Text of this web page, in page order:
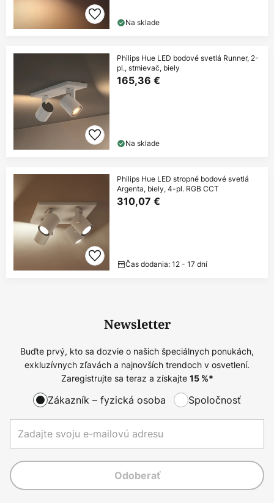
Na sklade
Philips Hue LED bodové svetlá Runner, 2-
pl., stmievač, biely
165,36 €
Na sklade
Philips Hue LED stropné bodové svetlá
Argenta, biely, 4-pl. RGB CCT
310,07 €
Čas dodania: 12 - 17 dní
Newsletter
Buďte prvý, kto sa dozvie o našich špeciálnych ponukách,
exkluzívnych zľavách a najnovších trendoch v osvetlení.
Zaregistrujte sa teraz a získajte 15%*
Zákazník – fyzická osoba Spoločnosť
Odoberať